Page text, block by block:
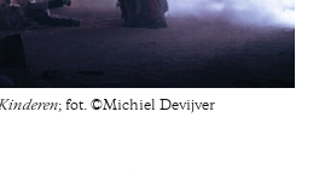
; fot. ©Michiel Devijver